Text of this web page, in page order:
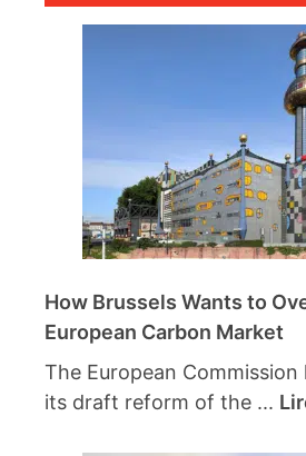
How Brussels Wants to
European Carbon Market
The European Commission
its draft reform of the ...